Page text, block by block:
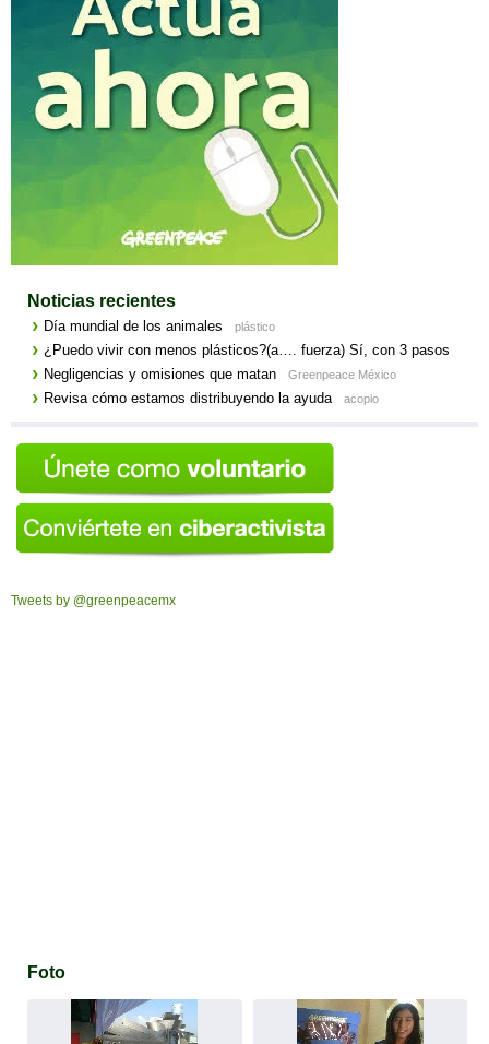
Noticias recientes
Día mundial de los animales plástico
¿Puedo vivir con menos plásticos?(a…. fuerza) Sí, con 3 pasos
Negligencias y omisiones que matan
Greenpeace México
Revisa cómo estamos distribuyendo la ayuda acopio
Tweets by @greenpeacemx
Foto